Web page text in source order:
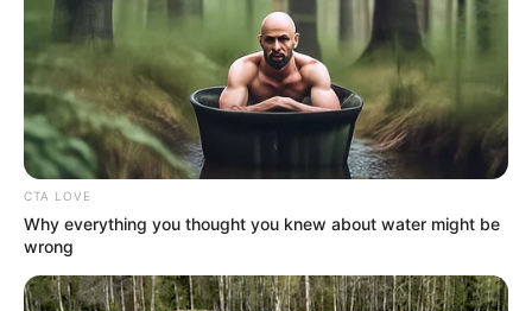
ΔΗΜΟΦΙΛΗ ΑΡΘΡΑ
CTA LOVE
Why everything you thought you knew about water might be
wrong